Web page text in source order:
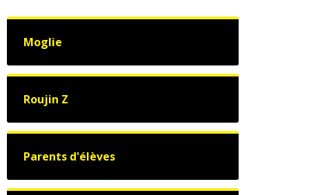
Moglie
Roujin Z
Parents d'élèves